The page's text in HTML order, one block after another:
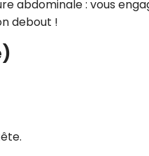
abdominale : vous
debout !
à ce que la société
Players analyse le taux
des campagnes.
savoir si vous ouvrez les
mon cadeau !